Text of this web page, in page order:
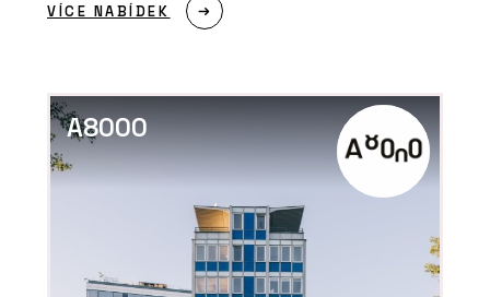
VÍCE NABÍDEK
A8000